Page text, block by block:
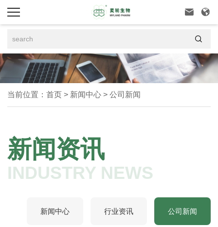
 

当前位置： 首页 > 新闻中心 > 公司新闻
新闻资讯
INDUSTRY NEWS
新闻中心 行业资讯 公司新闻